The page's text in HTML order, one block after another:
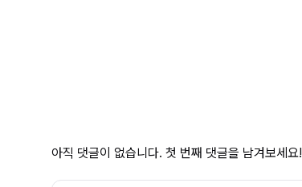
아직 댓글이 없습니다. 첫 번째 댓글을 남겨보세요!